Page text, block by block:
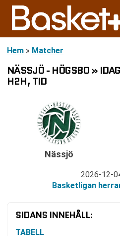
Hem » Matcher
NÄSSJÖ - HÖGSBO »
H2H, TID
Nässjö
2026-12-
Basketligan
SIDANS INNEHÅLL:
TABELL